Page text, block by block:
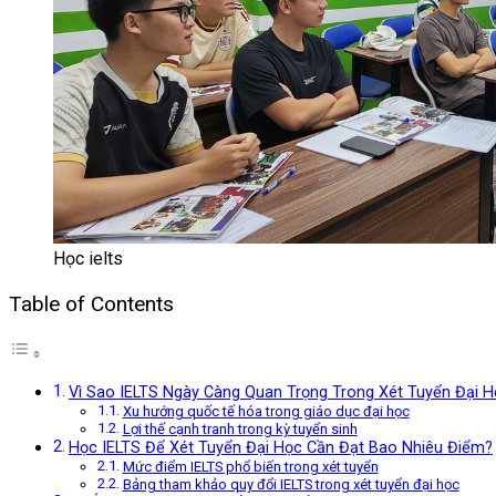
Học ielts
Table of Contents
Vì Sao IELTS Ngày Càng Quan Trọng Trong Xét Tuyển Đại
Xu hướng quốc tế hóa trong giáo dục đại học
Lợi thế cạnh tranh trong kỳ tuyển sinh
Học IELTS Để Xét Tuyển Đại Học Cần Đạt Bao Nhiêu Điểm?
Mức điểm IELTS phổ biến trong xét tuyển
Bảng tham khảo quy đổi IELTS trong xét tuyển đại học